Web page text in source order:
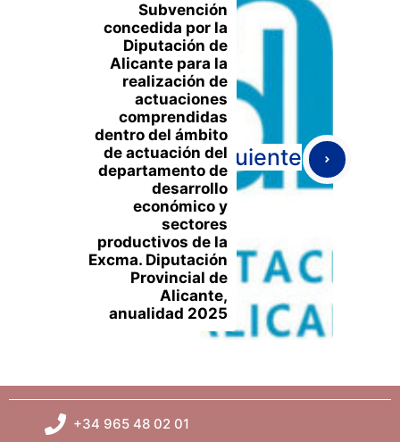
Subvención
concedida por la
Diputación de
Alicante para la
realización de
actuaciones
comprendidas
dentro del ámbito
de actuación del
departamento de
desarrollo
económico y
sectores
productivos de la
Excma. Diputación
Provincial de
Alicante,
anualidad 2025
Siguiente
+34 965 48 02 01